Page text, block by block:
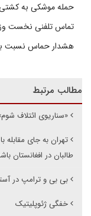
حمله موشکی به کشتی
تماس تلفنی نخست
هشدار حماس نسبت
مطالب مرتبط
«سناریوی ائتلاف
تهران به جای مقابله
طالبان در افغانستان
بی بی و ترامپ در
خفگی ژئوپلیتیک